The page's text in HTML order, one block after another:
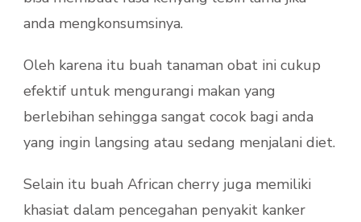
anda mengkonsumsinya.
Oleh karena itu buah tanaman obat ini cukup
efektif untuk mengurangi makan yang
berlebihan sehingga sangat cocok bagi anda
yang ingin langsing atau sedang menjalani diet.
Selain itu buah African cherry juga memiliki
khasiat dalam pencegahan penyakit kanker